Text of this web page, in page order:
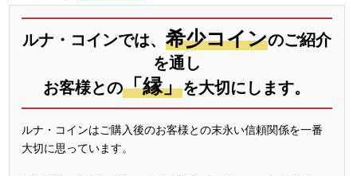
ルナ・コインでは、 希少コインのご紹介
を通し
お客様との「縁」を大切にします。
ルナ・コインはご購入後のお客様との末永い信頼関係を一番
大切に思っています。